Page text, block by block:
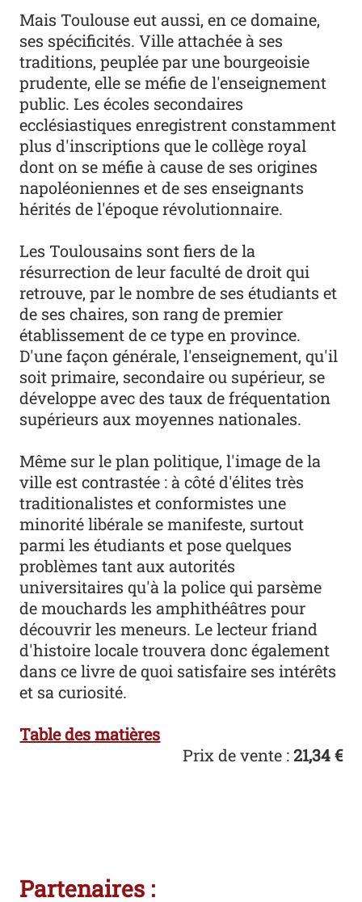
Mais Toulouse eut aussi, en ce domaine,
ses spécificités. Ville attachée à ses
traditions, peuplée par une bourgeoisie
prudente, elle se méfie de l'enseignement
public. Les écoles secondaires
ecclésiastiques enregistrent constamment
plus d'inscriptions que le collège royal
dont on se méfie à cause de ses origines
napoléoniennes et de ses enseignants
hérités de l'époque révolutionnaire.
Les Toulousains sont fiers de la
résurrection de leur faculté de droit qui
retrouve, par le nombre de ses étudiants et
de ses chaires, son rang de premier
établissement de ce type en province.
D'une façon générale, l'enseignement, qu'il
soit primaire, secondaire ou supérieur, se
développe avec des taux de fréquentation
supérieurs aux moyennes nationales.
Même sur le plan politique, l'image de la
ville est contrastée : à côté d'élites très
traditionalistes et conformistes une
minorité libérale se manifeste, surtout
parmi les étudiants et pose quelques
problèmes tant aux autorités
universitaires qu'à la police qui parsème
de mouchards les amphithéâtres pour
découvrir les meneurs. Le lecteur friand
d'histoire locale trouvera donc également
dans ce livre de quoi satisfaire ses intérêts
et sa curiosité.
Table des matières
Prix de vente :21,34 €
Partenaires :